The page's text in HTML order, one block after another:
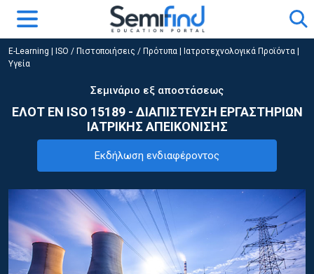
E-Learning ISO / Πιστοποιήσεις / Πρότυπα
Ιατροτεχνολογικά Προϊόντα |
Υγεία
Σεμινάριο εξ αποστάσεως
ΕΛΟΤ EN ISO 15189 - ΔΙΑΠΙΣΤΕΥΣΗ ΕΡΓΑΣΤΗΡΙΩΝ
ΙΑΤΡΙΚΗΣ ΑΠΕΙΚΟΝΙΣΗΣ
Εκδήλωση ενδιαφέροντος